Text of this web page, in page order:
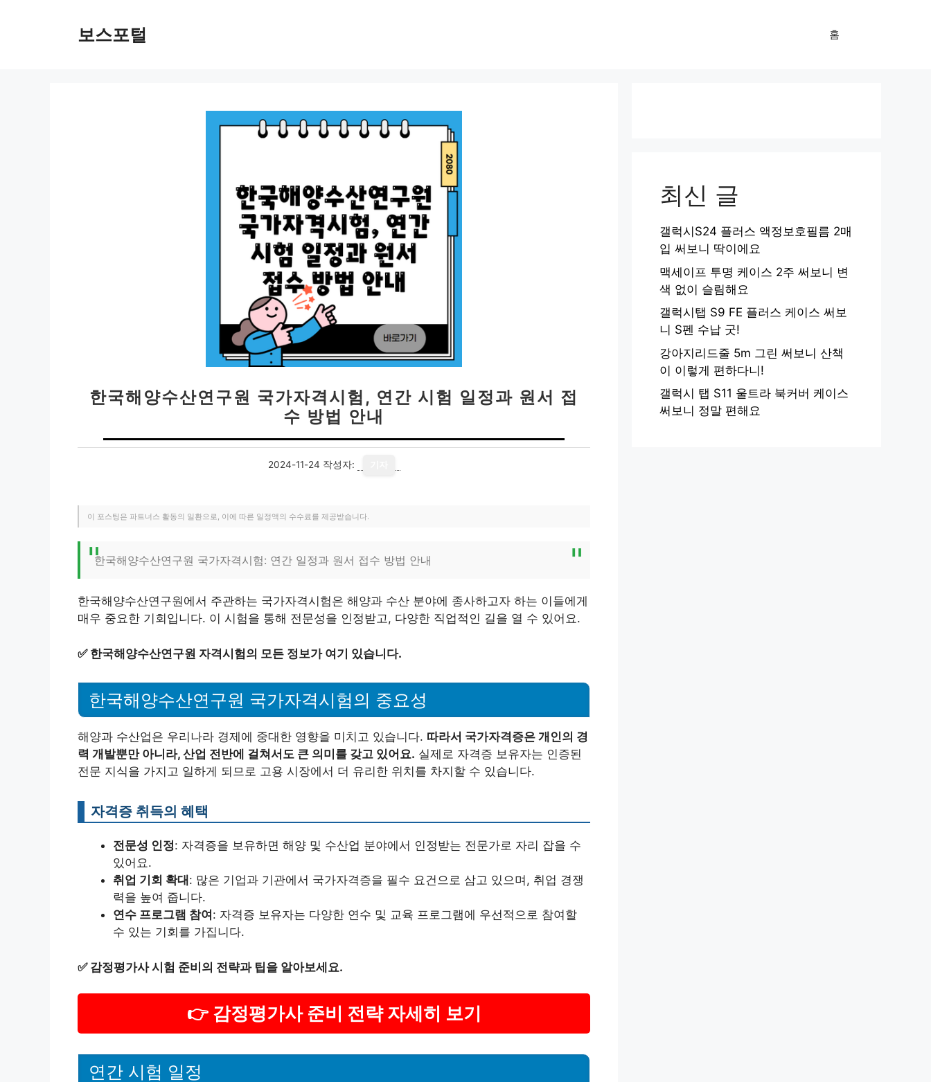
보스포털 홈
한국해양수산연구원 국가자격시험, 연간 시험 일정과 원서 접
수 방법 안내
2024-11-24 작성자:
이 포스팅은 파트너스 활동의 일환으로, 이에 따른 일정액의 수수료를 제공받습니다.
한국해양수산연구원 국가자격시험: 연간 일정과 원서 접수 방법 안내
한국해양수산연구원에서 주관하는 국가자격시험은 해양과 수산 분야에 종사하고자 하는 이들에게
매우 중요한 기회입니다. 이 시험을 통해 전문성을 인정받고, 다양한 직업적인 길을 열 수 있어요.
✅ 한국해양수산연구원 자격시험의 모든 정보가 여기 있습니다.
한국해양수산연구원 국가자격시험의 중요성
해양과 수산업은 우리나라 경제에 중대한 영향을 미치고 있습니다. 따라서 국가자격증은 개인의 경
력 개발뿐만 아니라, 산업 전반에 걸쳐서도 큰 의미를 갖고 있어요. 실제로 자격증 보유자는 인증된
전문 지식을 가지고 일하게 되므로 고용 시장에서 더 유리한 위치를 차지할 수 있습니다.
자격증 취득의 혜택
전문성 인정: 자격증을 보유하면 해양 및 수산업 분야에서 인정받는 전문가로 자리 잡을 수
있어요.
취업 기회 확대 : 많은 기업과 기관에서 국가자격증을 필수 요건으로 삼고 있으며, 취업 경쟁
력을 높여 줍니다.
연수 프로그램 참여 : 자격증 보유자는 다양한 연수 및 교육 프로그램에 우선적으로 참여할
수 있는 기회를 가집니다.
✅ 감정평가사 시험 준비의 전략과 팁을 알아보세요.
👉 감정평가사 준비 전략 자세히 보기
연간 시험 일정
최신 글
갤럭시S24 플러스 액정보호필름 2매
입 써보니 딱이에요
맥세이프 투명 케이스 2주 써보니 변
색 없이 슬림해요
갤럭시탭 S9 FE 플러스 케이스 써보
니 S펜 수납 굿!
강아지리드줄 5m 그린 써보니 산책
이 이렇게 편하다니!
갤럭시 탭 S11 울트라 북커버 케이스
써보니 정말 편해요